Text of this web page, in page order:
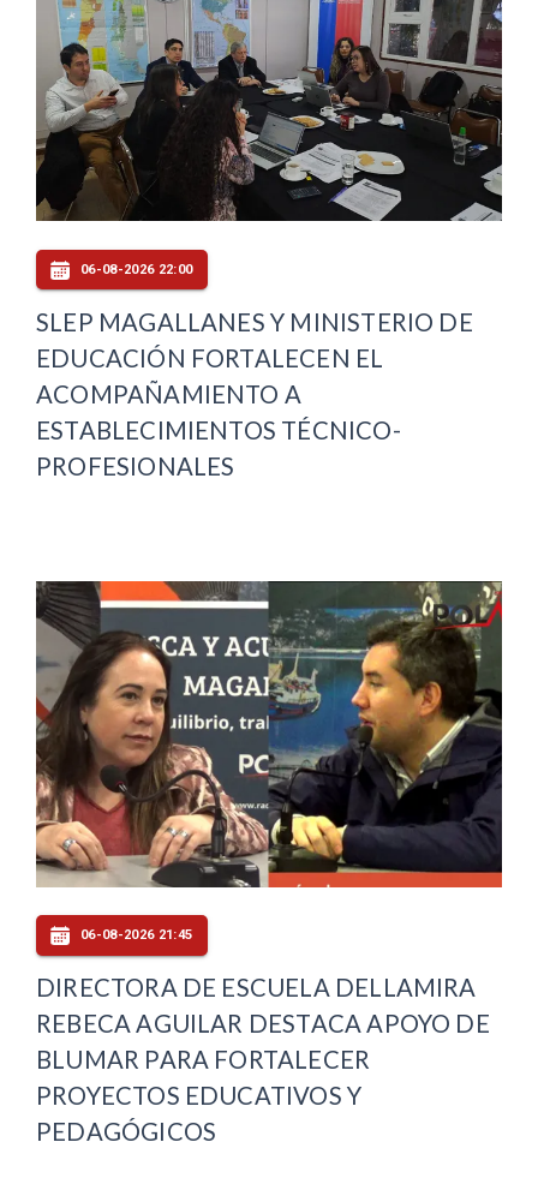
06-08-2026 22:00
SLEP MAGALLANES Y MINISTERIO DE
EDUCACIÓN FORTALECEN EL
ACOMPAÑAMIENTO A
ESTABLECIMIENTOS TÉCNICO-
PROFESIONALES
06-08-2026 21:45
DIRECTORA DE ESCUELA DELLAMIRA
REBECA AGUILAR DESTACA APOYO DE
BLUMAR PARA FORTALECER
PROYECTOS EDUCATIVOS Y
PEDAGÓGICOS